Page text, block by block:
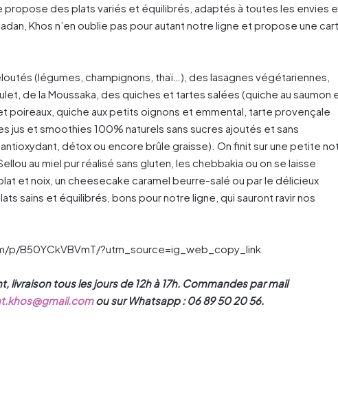
propose des plats variés et équilibrés, adaptés à toutes les envies
Khos n’en oublie pas pour autant notre ligne et propose une
(légumes, champignons, thaï…), des lasagnes végétariennes,
de la Moussaka, des quiches et tartes salées (quiche au saumon
poireaux, quiche aux petits oignons et emmental, tarte provençale
jus et smoothies 100% naturels sans sucres ajoutés et sans
détox ou encore brûle graisse). On finit sur une petite
au miel pur réalisé sans gluten, les chebbakia ou on se laisse
et noix, un cheesecake caramel beurre-salé ou par le délicieux
sains et équilibrés, bons pour notre ligne, qui sauront ravir nos
p/B50YCkVBVmT/?utm_source=ig_web_copy_link
livraison tous les jours de 12h à 17h. Commandes par mail
ou sur Whatsapp : 06 89 50 20 56.